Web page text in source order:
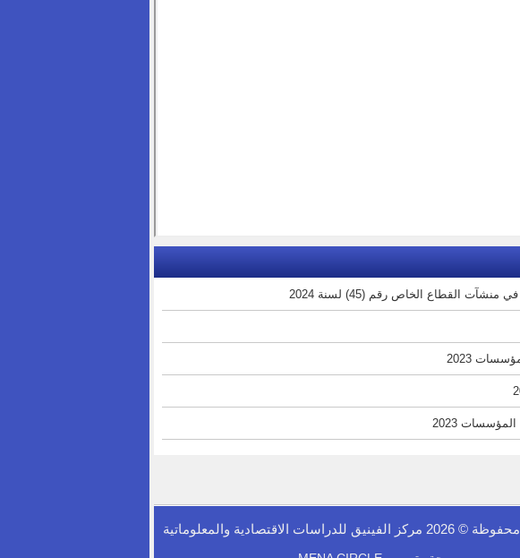
القطاع الخاص رقم (45) لسنة 2024
2023
2023
الاقتصادية والمعلوماتية